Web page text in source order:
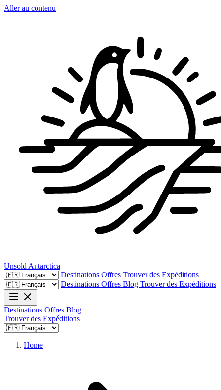
Aller au contenu
Unsold Antarctica
Destinations Offres Trouver des Expéditions
Destinations Offres Blog Trouver des Expéditions
Destinations Offres Blog
Trouver des Expéditions
Home